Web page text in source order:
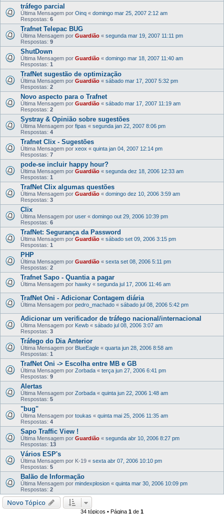
tráfego parcial
Última Mensagem por Oinq « domingo mar 25, 2007 2:12 am
Respostas: 6
Trafnet Telepac BUG
Última Mensagem por Guardião « segunda mar 19, 2007 11:11 pm
Respostas: 9
ShutDown
Última Mensagem por Guardião « domingo mar 18, 2007 11:40 am
Respostas: 1
TrafNet sugestão de optimização
Última Mensagem por Guardião « sábado mar 17, 2007 5:32 pm
Respostas: 2
Novo aspecto para o Trafnet
Última Mensagem por Guardião « sábado mar 17, 2007 11:19 am
Respostas: 2
Systray & Opinião sobre sugestões
Última Mensagem por fipas « segunda jan 22, 2007 8:06 pm
Respostas: 4
Trafnet Clix - Sugestões
Última Mensagem por xeox « quinta jan 04, 2007 12:14 pm
Respostas: 7
pode-se incluir happy hour?
Última Mensagem por Guardião « segunda dez 18, 2006 12:33 am
Respostas: 1
TrafNet Clix algumas questões
Última Mensagem por Guardião « domingo dez 10, 2006 3:59 am
Respostas: 3
Clix
Última Mensagem por user « domingo out 29, 2006 10:39 pm
Respostas: 6
TrafNet: Segurança da Password
Última Mensagem por Guardião « sábado set 09, 2006 3:15 pm
Respostas: 1
PHP
Última Mensagem por Guardião « sexta set 08, 2006 5:11 pm
Respostas: 2
Trafnet Sapo - Quantia a pagar
Última Mensagem por hawky « segunda jul 17, 2006 11:46 am
TrafNet Oni - Adicionar Contagem diária
Última Mensagem por pedro_machado « sábado jul 08, 2006 5:42 pm
Adicionar um verificador de tráfego nacional/internacional
Última Mensagem por Kewb « sábado jul 08, 2006 3:07 am
Respostas: 3
Tráfego do Dia Anterior
Última Mensagem por BlueEagle « quarta jun 28, 2006 8:58 am
Respostas: 1
TrafNet Oni -> Escolha entre MB e GB
Última Mensagem por Zorbada « terça jun 27, 2006 6:41 pm
Respostas: 9
Alertas
Última Mensagem por Zorbada « quinta jun 22, 2006 1:48 am
Respostas: 5
"bug"
Última Mensagem por toukas « quinta mai 25, 2006 11:35 am
Respostas: 4
Sapo Traffic View !
Última Mensagem por Guardião « segunda abr 10, 2006 8:27 pm
Respostas: 13
Vários ESP's
Última Mensagem por K-19 « sexta abr 07, 2006 10:10 pm
Respostas: 5
Balão de Informação
Última Mensagem por mindexplosion « quinta mar 30, 2006 10:09 pm
Respostas: 2
Novo Tópico
34 tópicos • Página 1 de 1